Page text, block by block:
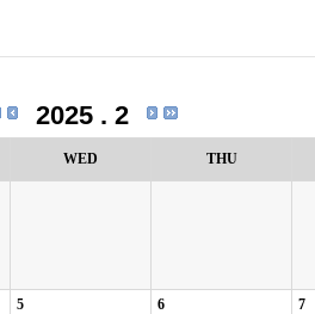
2025 . 2
WED THU
5 6 7